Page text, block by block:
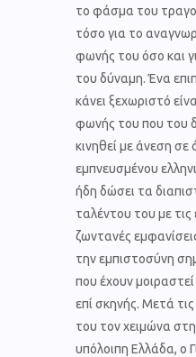
το φάσμα του
τόσο για το
φωνής του όσο και
του δύναμη. Ένα
κάνει ξεχωριστό
φωνής του που του
κινηθεί με άνεση
εμπνευσμένου
ήδη δώσει τα
ταλέντου του με τις
ζωντανές
την εμπιστοσύνη
που έχουν
επί σκηνής. Μετά
του τον χειμώνα
υπόλοιπη Ελλάδα, ο